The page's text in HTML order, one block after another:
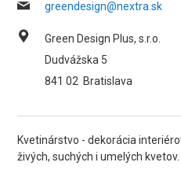
greendesign@nextra.sk
Green Design Plus, s.r.o.
Dudvážska 5
841 02 Bratislava
Kvetinárstvo - dekorácia
živých, suchých i umelých kvetov.